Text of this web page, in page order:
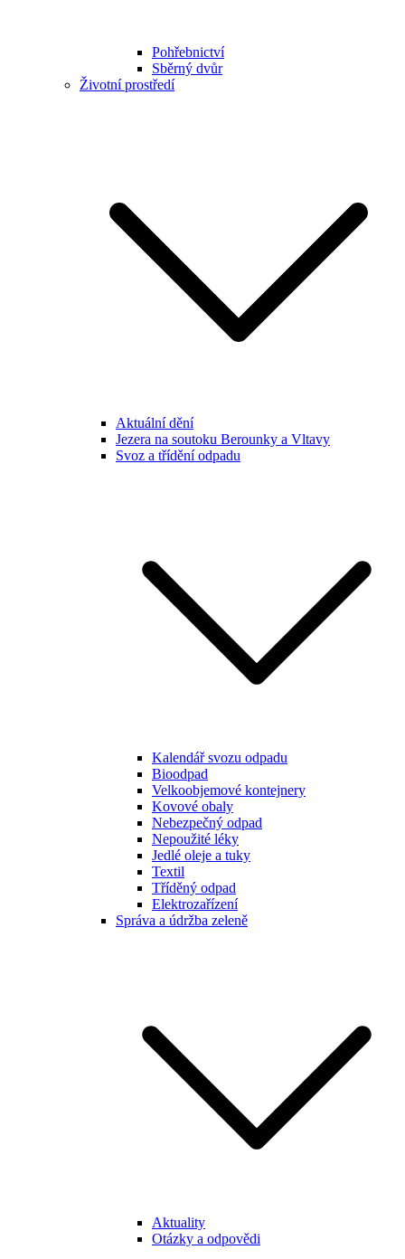
Pohřebnictví
Sběrný dvůr
Životní prostředí
Aktuální dění
Jezera na soutoku Berounky a Vltavy
Svoz a třídění odpadu
Kalendář svozu odpadu
Bioodpad
Velkoobjemové kontejnery
Kovové obaly
Nebezpečný odpad
Nepoužité léky
Jedlé oleje a tuky
Textil
Tříděný odpad
Elektrozařízení
Správa a údržba zeleně
Aktuality
Otázky a odpovědi